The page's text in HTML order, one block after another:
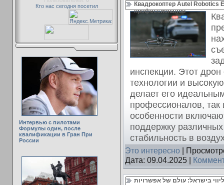
Кто нас сегодня посетил
Интервью с пилотами
Формулы один, после
квалификации в Гран При
России
Квадрокоптер Autel Robotics
профессионалов
инспекции. Этот
технологии и
делает его
профессионалов,
особенности
поддержку
стабильность в
Это интересно|
Дата: 09.04.2025|
בישראל: עולם של אפשרויות